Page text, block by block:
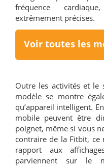
fréquence
extrêmement précises.
Voir toutes les
Outre les activités et le
modèle se montre
qu’appareil intelligent.
mobile peuvent être
poignet, même si vous
contraire de la Fitbit,
rapport aux
parviennent sur le